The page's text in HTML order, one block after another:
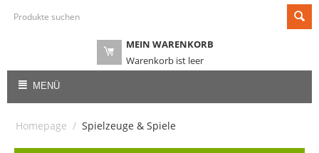
MEIN WARENKORB
Warenkorb ist leer
MENÜ
Homepage / Spielzeuge & Spiele